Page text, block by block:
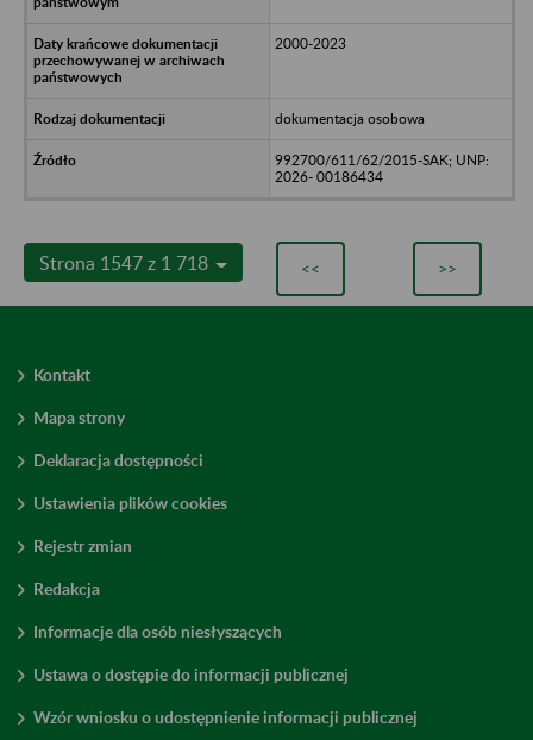
2000-2023
dokumentacja osobowa
992700/611/62/2015-SAK; UNP:
2026- 00186434
Strona 1547 z 1 718 << >>
Kontakt
Mapa strony
Deklaracja dostępności
Ustawienia plików cookies
Rejestr zmian
Redakcja
Informacje dla osób niesłyszących
Ustawa o dostępie do informacji publicznej
Wzór wniosku o udostępnienie informacji publicznej